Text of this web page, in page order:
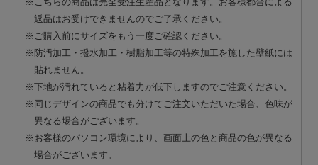
返品はお受けできませんのでご了承ください。
※ご購入前にサイズをもう一度ご確認ください。
※防汚加工・撥水加工・樹脂加工等の特殊加工を施した壁紙には
貼れません。
※下地が汚れていると粘着力が低下しますのでご注意ください。
※同じデザインの商品でも分けてご注文いただいた場合、色味が
異なる場合がございます。
※お客様のパソコン環境により、画面上の色と商品の色が異なる
場合がございます。